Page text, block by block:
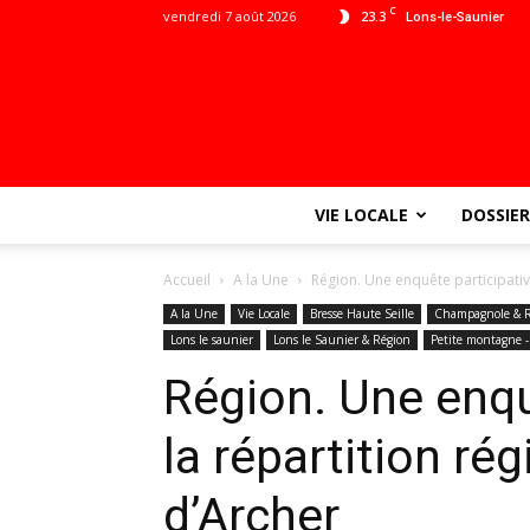
23.3 C Lons-le-Saunier
vendredi 7 août 2026
VIE LOCALE
Accueil A la Une Région. Une enquête
A la Une Vie Locale Bresse Haute Seille Champagnole &
Lons le saunier
Lons le Saunier & Région Petite montagne
Région. Une
la répartition
d’Archer